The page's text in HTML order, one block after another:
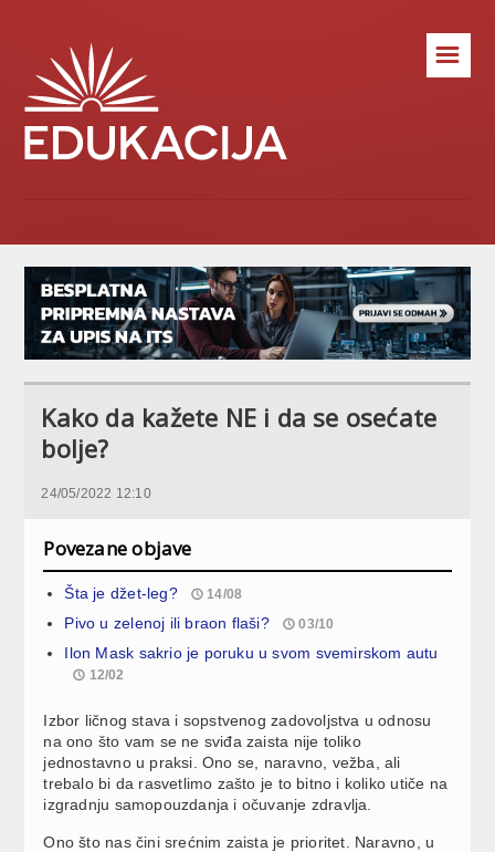
☰
Kako da kažete NE i da se osećate
bolje?
24/05/2022 12:10
Povezane objave
Šta je džet-leg? 14/08
Pivo u zelenoj ili braon flaši? 03/10
Ilon Mask sakrio je poruku u svom svemirskom autu
12/02
Izbor ličnog stava i sopstvenog zadovoljstva u odnosu
na ono što vam se ne sviđa zaista nije toliko
jednostavno u praksi. Ono se, naravno, vežba, ali
trebalo bi da rasvetlimo zašto je to bitno i koliko utiče na
izgradnju samopouzdanja i očuvanje zdravlja.
Ono što nas čini srećnim zaista je prioritet. Naravno, u